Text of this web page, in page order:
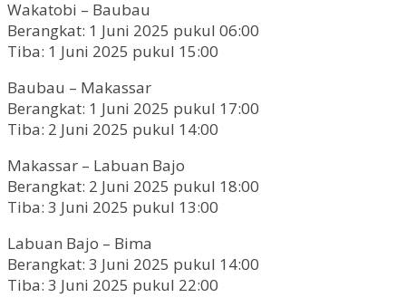
Wakatobi – Baubau
Berangkat: 1 Juni 2025 pukul 06:00
Tiba: 1 Juni 2025 pukul 15:00
Baubau – Makassar
Berangkat: 1 Juni 2025 pukul 17:00
Tiba: 2 Juni 2025 pukul 14:00
Makassar – Labuan Bajo
Berangkat: 2 Juni 2025 pukul 18:00
Tiba: 3 Juni 2025 pukul 13:00
Labuan Bajo – Bima
Berangkat: 3 Juni 2025 pukul 14:00
Tiba: 3 Juni 2025 pukul 22:00